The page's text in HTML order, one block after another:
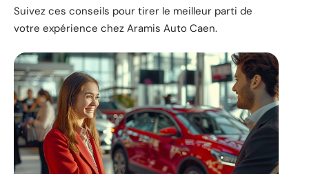
Suivez ces conseils pour tirer le meilleur parti de
votre expérience chez Aramis Auto Caen.